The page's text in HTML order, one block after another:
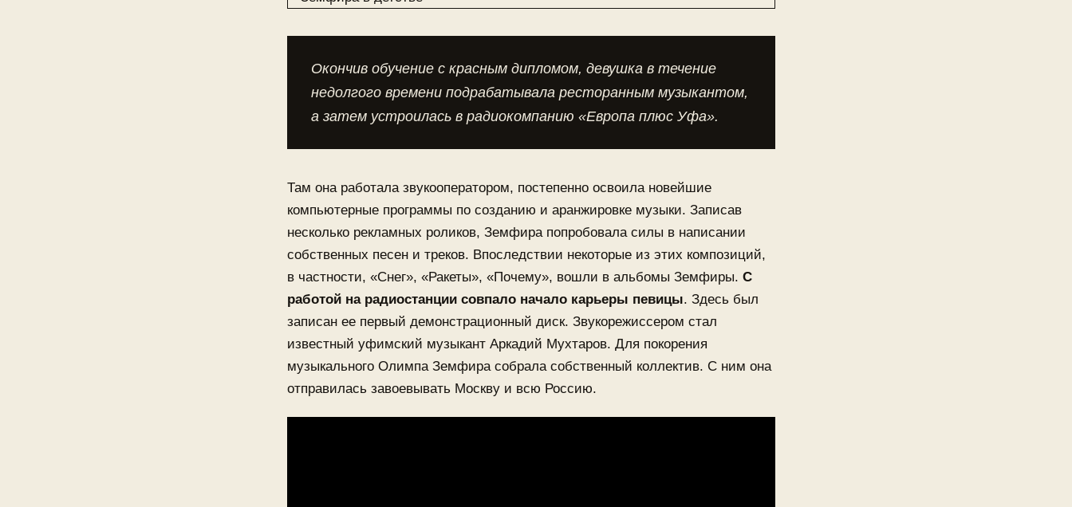
Окончив обучение с красным дипломом, девушка в течение
недолгого времени подрабатывала ресторанным музыкантом,
а затем устроилась в радиокомпанию «Европа плюс Уфа».
Там она работала звукооператором, постепенно освоила новейшие
компьютерные программы по созданию и аранжировке музыки. Записав
несколько рекламных роликов, Земфира попробовала силы в написании
собственных песен и треков. Впоследствии некоторые из этих композиций,
в частности, «Снег», «Ракеты», «Почему», вошли в альбомы Земфиры. С
работой на радиостанции совпало начало карьеры певицы. Здесь был
записан ее первый демонстрационный диск. Звукорежиссером стал
известный уфимский музыкант Аркадий Мухтаров. Для покорения
музыкального Олимпа Земфира собрала собственный коллектив. С ним она
отправилась завоевывать Москву и всю Россию.